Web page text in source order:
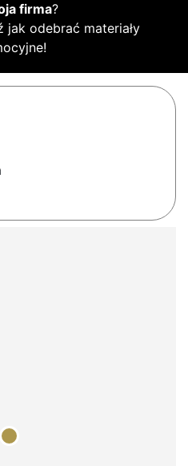
firma?
jak odebrać materiały